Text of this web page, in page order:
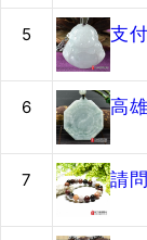
5 支
6 高
7 請